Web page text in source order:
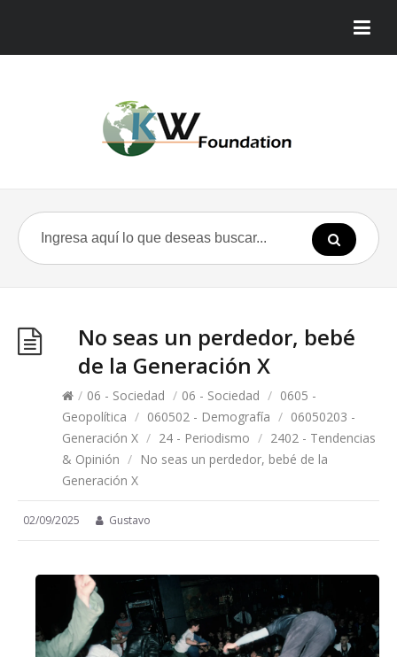
No seas un perdedor, bebé
de la Generación X
/ 06 - Sociedad / 06 - Sociedad / 0605 -
Geopolítica / 060502 - Demografía / 06050203 -
Generación X / 24 - Periodismo / 2402 - Tendencias
& Opinión / No seas un perdedor, bebé de la
Generación X
02/09/2025 Gustavo